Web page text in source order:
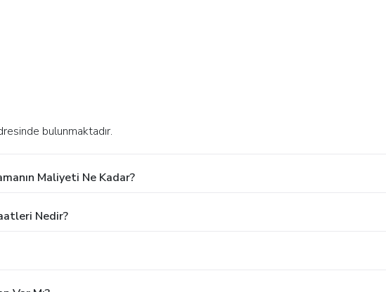
bulunmaktadır.
Maliyeti Ne Kadar?
Nedir?